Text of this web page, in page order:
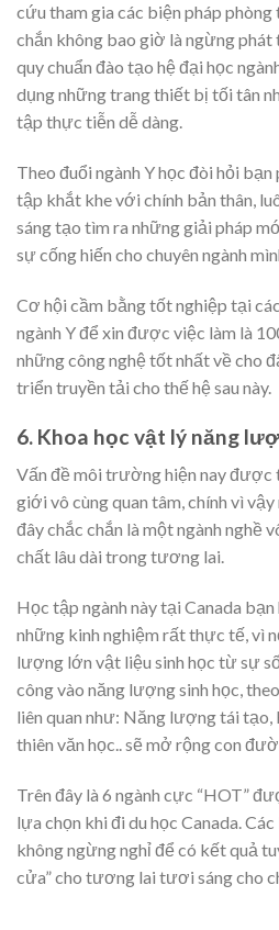
cứu tham gia các biện pháp
chắn không bao giờ là ngừng phát
quy chuẩn đào tạo hệ đại học
dụng những trang thiết bị tối tân
tập thực tiễn dễ dàng.
Theo đuổi ngành Y học đòi hỏi
tập khắt khe với chính bản thân,
sáng tạo tìm ra những giải pháp
sự cống hiến cho chuyên ngành
Cơ hội cầm bằng tốt nghiệp tại
ngành Y để xin được việc làm là
những công nghệ tốt nhất về cho
triển truyền tải cho thế hệ sau này.
6. Khoa học vật lý năng
Vấn đề môi trường hiện nay được
giới vô cùng quan tâm, chính vì
đây chắc chắn là một ngành nghề
chất lâu dài trong tương lai.
Học tập ngành này tại Canada
những kinh nghiệm rất thực tế, vì
lượng lớn vật liệu sinh học từ sự
công vào năng lượng sinh học,
liên quan như: Năng lượng tái tạo,
thiên văn học.. sẽ mở rộng con
Trên đây là 6 ngành cực “HOT”
lựa chọn khi đi du học Canada.
không ngừng nghỉ để có kết quả
cửa” cho tương lai tươi sáng cho